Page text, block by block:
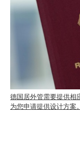
德国居外管需要提供相
为您申请提供设计方案。